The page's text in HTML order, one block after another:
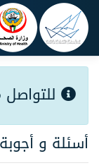
أسئلة و